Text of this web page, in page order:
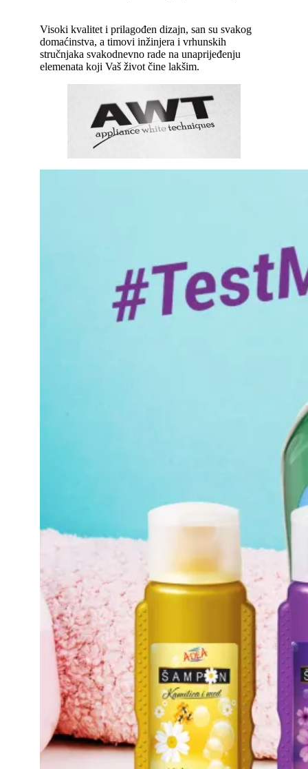
Visoki kvalitet i prilagođen dizajn, san su svakog
domaćinstva, a timovi inžinjera i vrhunskih
stručnjaka svakodnevno rade na unaprijeđenju
elemenata koji Vaš život čine lakšim.